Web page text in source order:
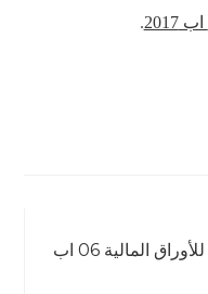
.
التقرير اليومي لتداولات سوق العراق للأوراق المالية 06 اب